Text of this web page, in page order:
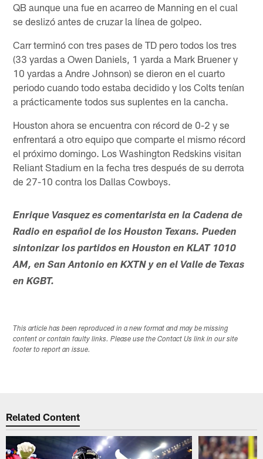
QB aunque una fue en acarreo de Manning en el cual
se deslizó antes de cruzar la línea de golpeo.
Carr terminó con tres pases de TD pero todos los tres
(33 yardas a Owen Daniels, 1 yarda a Mark Bruener y
10 yardas a Andre Johnson) se dieron en el cuarto
periodo cuando todo estaba decidido y los Colts tenían
a prácticamente todos sus suplentes en la cancha.
Houston ahora se encuentra con récord de 0-2 y se
enfrentará a otro equipo que comparte el mismo récord
el próximo domingo. Los Washington Redskins visitan
Reliant Stadium en la fecha tres después de su derrota
de 27-10 contra los Dallas Cowboys.
Enrique Vasquez es comentarista en la Cadena de
Radio en español de los Houston Texans. Pueden
sintonizar los partidos en Houston en KLAT 1010
AM, en San Antonio en KXTN y en el Valle de Texas
en KGBT.
This article has been reproduced in a new format and may be missing
content or contain faulty links. Please use the Contact Us link in our site
footer to report an issue.
Related Content